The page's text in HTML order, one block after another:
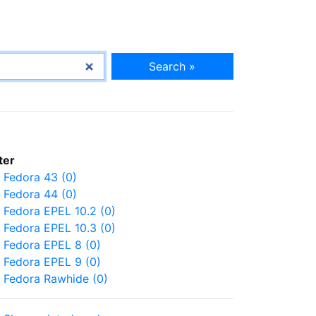
Search »
Fedora 43 (0)
Fedora 44 (0)
Fedora EPEL 10.2 (0)
Fedora EPEL 10.3 (0)
Fedora EPEL 8 (0)
Fedora EPEL 9 (0)
Fedora Rawhide (0)